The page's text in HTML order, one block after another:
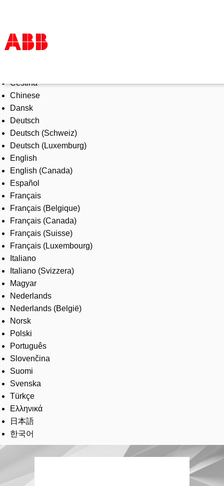
Products & Solutions
Industries
Services
About us
Where to buy
Contact us
Careers
Čeština
Chinese
Dansk
Deutsch
Deutsch (Schweiz)
Deutsch (Luxemburg)
English
English (Canada)
Español
Français
Français (Belgique)
Français (Canada)
Français (Suisse)
Français (Luxembourg)
Italiano
Italiano (Svizzera)
Magyar
Nederlands
Nederlands (België)
Norsk
Polski
Português
Slovenčina
Suomi
Svenska
Türkçe
Ελληνικά
日本語
한국어